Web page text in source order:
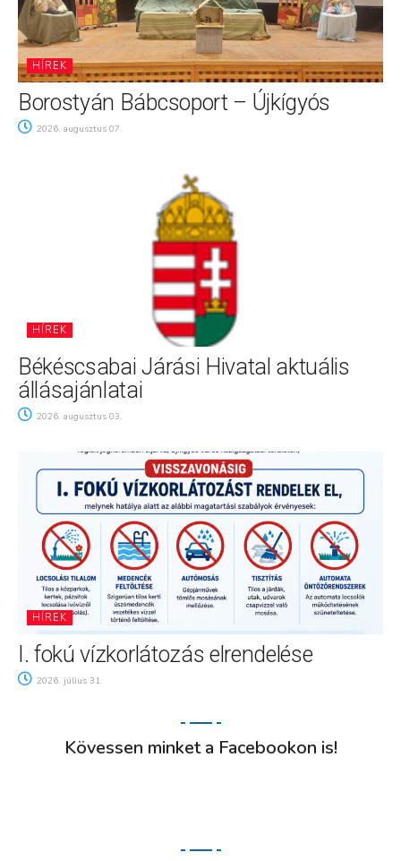
HÍREK
Borostyán Bábcsoport – Újkígyós
2026. augusztus 07.
HÍREK
Békéscsabai Járási Hivatal aktuális
állásajánlatai
2026. augusztus 03.
HÍREK
I. fokú vízkorlátozás elrendelése
2026. július 31.
Kövessen minket a Facebookon is!